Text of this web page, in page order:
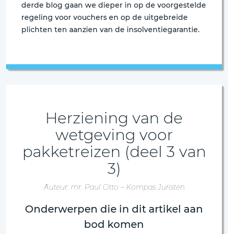
derde blog gaan we dieper in op de voorgestelde
regeling voor vouchers en op de uitgebreide
plichten ten aanzien van de insolventiegarantie.
Herziening van de
wetgeving voor
pakketreizen (deel 3 van
3)
Auteur: mr. Paul Otto – Kompas Juristen
Onderwerpen die in dit artikel aan
bod komen